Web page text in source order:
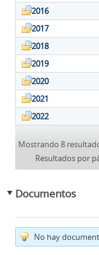
2016
2017
2018
2019
2020
2021
2022
Mostrando 8
Resultados por
Documentos
No hay